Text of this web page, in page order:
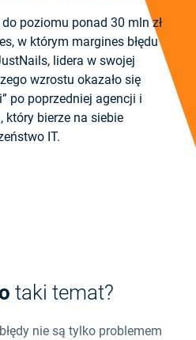
poziomu ponad 30 mln zł
w którym margines błędu
lidera w swojej
wzrostu okazało się
po poprzedniej agencji i
który bierze na siebie
IT.
taki temat?
nie są tylko problemem